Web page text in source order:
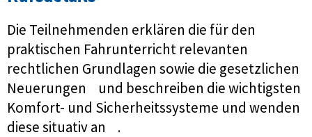
Die Teilnehmenden erklären die für den
praktischen Fahrunterricht relevanten
rechtlichen Grundlagen sowie die gesetzlichen
Neuerungen und beschreiben die wichtigsten
Komfort- und Sicherheitssysteme und wenden
diese situativ an .